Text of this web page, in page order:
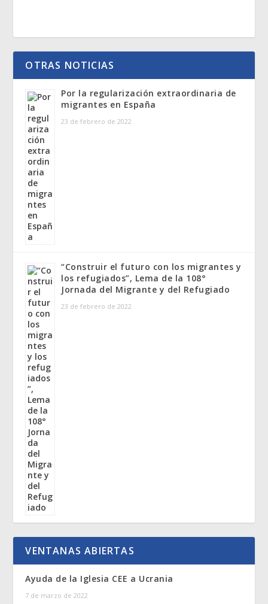
OTRAS NOTICIAS
Por la regularización extraordinaria de
migrantes en España
23 de febrero de 2022
“Construir el futuro con los migrantes y
los refugiados”, Lema de la 108°
Jornada del Migrante y del Refugiado
23 de febrero de 2022
VENTANAS ABIERTAS
Ayuda de la Iglesia CEE a Ucrania
7 de marzo de 2022